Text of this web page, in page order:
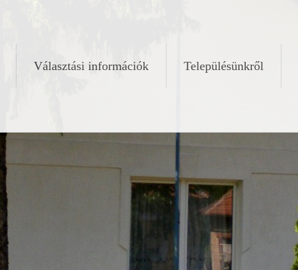
Választási információk Településünkről